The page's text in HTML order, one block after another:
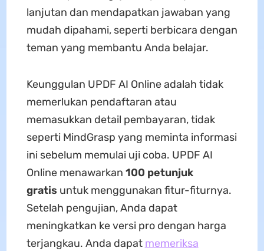
lanjutan dan mendapatkan jawaban yang
mudah dipahami, seperti berbicara dengan
teman yang membantu Anda belajar.
Keunggulan UPDF AI Online adalah tidak
memerlukan pendaftaran atau
memasukkan detail pembayaran, tidak
seperti MindGrasp yang meminta informasi
ini sebelum memulai uji coba. UPDF AI
Online menawarkan 100 petunjuk
gratis untuk menggunakan fitur-fiturnya.
Setelah pengujian, Anda dapat
meningkatkan ke versi pro dengan harga
terjangkau. Anda dapat memeriksa